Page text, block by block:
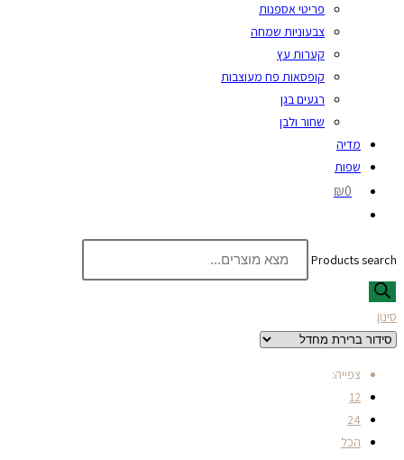
פריטי אספנות
צבעוניות שמחה
קערות עץ
קופסאות פח מעוצבות
רגעים בגן
שחור ולבן
מדיה
שפות
₪0
Products search
סינון
צפייה:
12
24
הכל